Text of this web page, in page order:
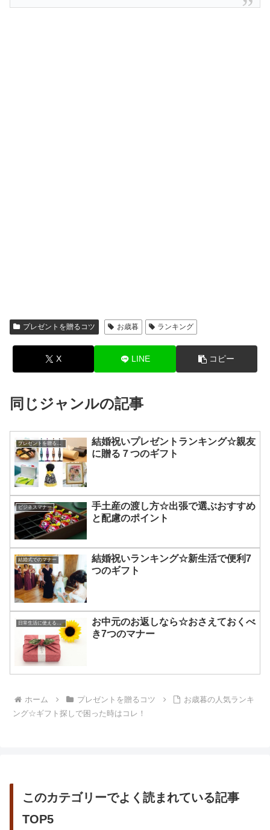
プレゼントを贈るコツ お歳暮 ランキング
X LINE コピー
同じジャンルの記事
プレゼントを贈るコツ
結婚祝いプレゼントランキング☆親友
に贈る７つのギフト
ビジネスマナー
手土産の渡し方☆出張で選ぶおすすめ
と配慮のポイント
結婚式でのマナー
結婚祝いランキング☆新生活で便利7
つのギフト
日常生活に使える知識やマナー
お中元のお返しなら☆おさえておくべ
き7つのマナー
ホーム プレゼントを贈るコツ
お歳暮の人気ランキ
ング☆ギフト探しで困った時はコレ！
このカテゴリーでよく読まれている記事
TOP5